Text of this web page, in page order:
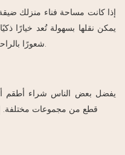
إذا كانت مساحة فناء منزلك
يمكن نقلها بسهولة تُعد خيارًا
يفضل بعض الناس شراء أطقم
قطع من مجموعات مختلفة.